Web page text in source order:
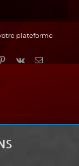
plateforme
Pinterest
Vk Email